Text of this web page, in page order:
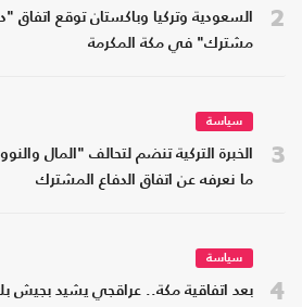
2
السعودية وتركيا وباكستان توقع اتفاق
مشترك" في مكة المكرمة
3
سياسة
الخبرة التركية تنضم لتحالف "المال
ما نعرفه عن اتفاق الدفاع المشترك
4
سياسة
بعد اتفاقية مكة.. عراقجي يشيد بجيش